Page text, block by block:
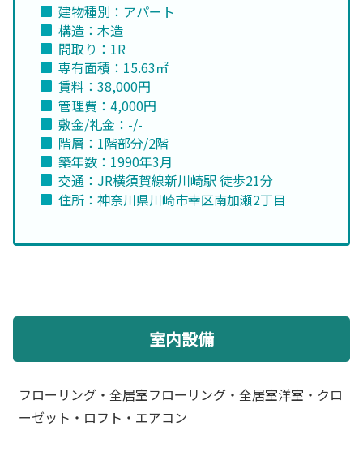
建物種別：アパート
構造：木造
間取り：1R
専有面積：15.63㎡
賃料：38,000円
管理費：4,000円
敷金/礼金：-/-
階層：1階部分/2階
築年数：1990年3月
交通：JR横須賀線新川崎駅 徒歩21分
住所：神奈川県川崎市幸区南加瀬2丁目
室内設備
フローリング・全居室フローリング・全居室洋室・クロ
ーゼット・ロフト・エアコン